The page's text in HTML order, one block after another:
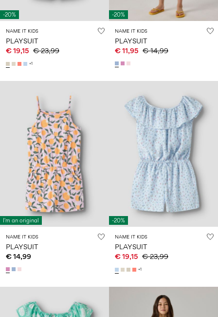
-20%
NAME IT KIDS
PLAYSUIT
€ 19,15 € 23,99
+1
-20%
NAME IT KIDS
PLAYSUIT
€ 11,95 € 14,99
I'm an original
NAME IT KIDS
PLAYSUIT
€ 14,99
-20%
NAME IT KIDS
PLAYSUIT
€ 19,15 € 23,99
+1